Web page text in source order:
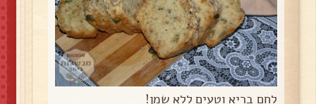
לחם בריא וטעים ללא שמן!